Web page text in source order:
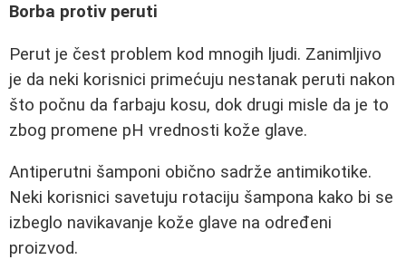
Borba protiv peruti
Perut je čest problem kod mnogih ljudi. Zanimljivo
je da neki korisnici primećuju nestanak peruti nakon
što počnu da farbaju kosu, dok drugi misle da je to
zbog promene pH vrednosti kože glave.
Antiperutni šamponi obično sadrže antimikotike.
Neki korisnici savetuju rotaciju šampona kako bi se
izbeglo navikavanje kože glave na određeni
proizvod.